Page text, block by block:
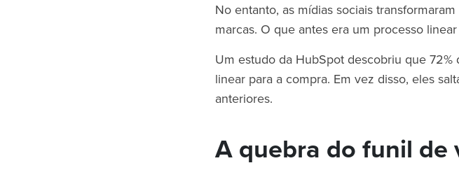
No entanto, as mídias sociais
marcas. O que antes era um processo
Um estudo da HubSpot descobriu que
linear para a compra. Em vez disso, eles
anteriores.
A quebra do funil de